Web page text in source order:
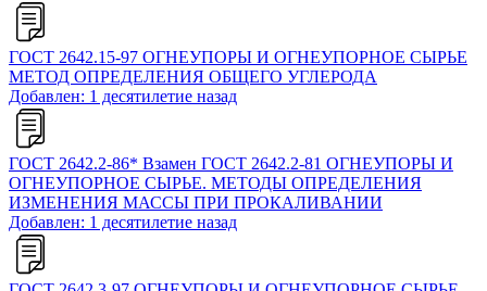
ГОСТ 2642.15-97 ОГНЕУПОРЫ И ОГНЕУПОРНОЕ СЫРЬЕ
МЕТОД ОПРЕДЕЛЕНИЯ ОБЩЕГО УГЛЕРОДА
Добавлен: 1 десятилетие назад
ГОСТ 2642.2-86* Взамен ГОСТ 2642.2-81 ОГНЕУПОРЫ И
ОГНЕУПОРНОЕ СЫРЬЕ. МЕТОДЫ ОПРЕДЕЛЕНИЯ
ИЗМЕНЕНИЯ МАССЫ ПРИ ПРОКАЛИВАНИИ
Добавлен: 1 десятилетие назад